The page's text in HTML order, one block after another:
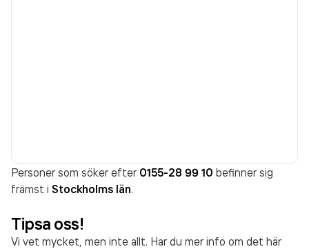
Personer som söker efter 0155-28 99 10 befinner sig
främst i Stockholms län.
Tipsa oss!
Vi vet mycket, men inte allt. Har du mer info om det här